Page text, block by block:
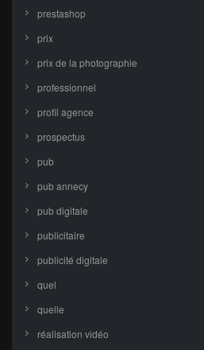
prestashop
prix
prix de la photographie
professionnel
profil agence
prospectus
pub
pub annecy
pub digitale
publicitaire
publicité digitale
quel
quelle
réalisation vidéo